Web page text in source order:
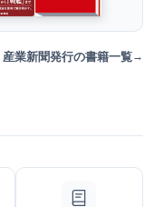
産業新聞発行の書籍一覧